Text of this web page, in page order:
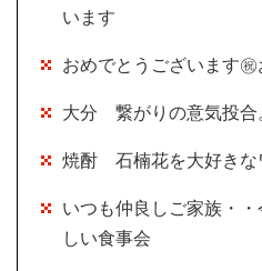
います
おめでとうございます
大分 繋がりの意気投合
焼酎 石楠花を大好きな
いつも仲良しご家族・
しい食事会